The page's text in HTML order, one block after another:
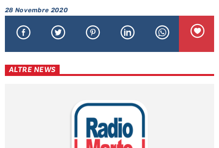
28 Novembre 2020
ALTRE NEWS